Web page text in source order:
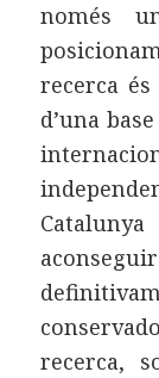
només
recerca
d’una
recerca,